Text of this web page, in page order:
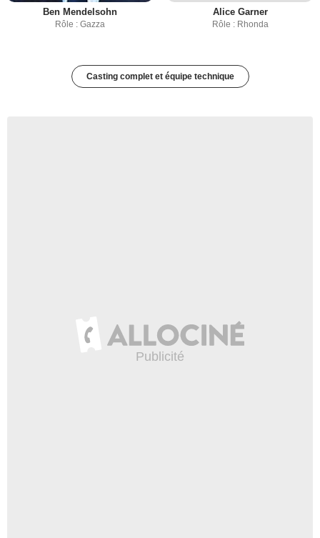
Ben Mendelsohn
Rôle : Gazza
Alice Garner
Rôle : Rhonda
Casting complet et équipe technique